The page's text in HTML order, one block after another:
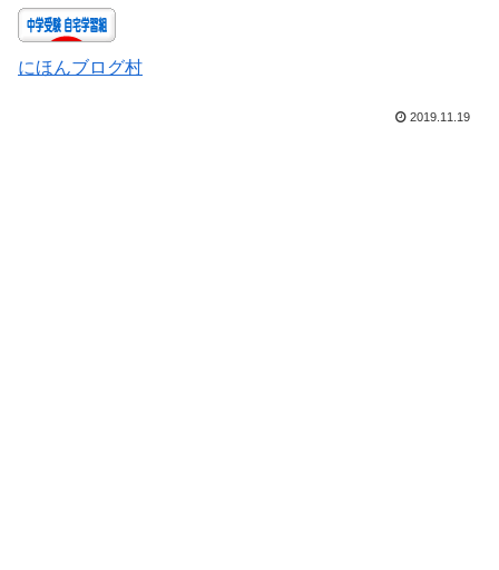
にほんブログ村
2019.11.19